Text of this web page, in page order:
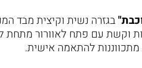
בגזרה נשית וקיצית מבד
וקשת עם פתח לאוורור מתחת
מתכווננות להתאמה אישית.